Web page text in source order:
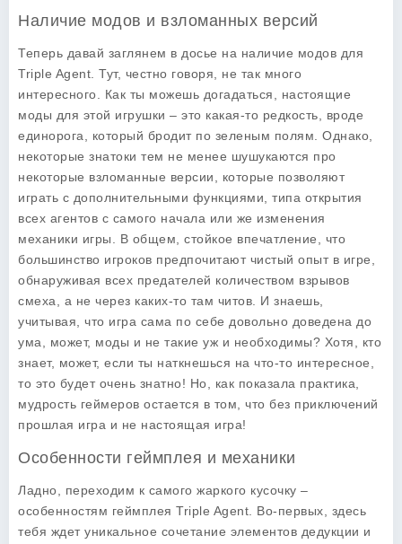
Наличие модов и взломанных версий
Теперь давай заглянем в досье на наличие модов для
Triple Agent . Тут, честно говоря, не так много
интересного. Как ты можешь догадаться, настоящие
моды для этой игрушки – это какая-то редкость, вроде
единорога, который бродит по зеленым полям. Однако,
некоторые знатоки тем не менее шушукаются про
некоторые взломанные версии, которые позволяют
играть с дополнительными функциями, типа открытия
всех агентов с самого начала или же изменения
механики игры. В общем, стойкое впечатление, что
большинство игроков предпочитают чистый опыт в игре,
обнаруживая всех предателей количеством взрывов
смеха, а не через каких-то там читов. И знаешь,
учитывая, что игра сама по себе довольно доведена до
ума, может, моды и не такие уж и необходимы? Хотя, кто
знает, может, если ты наткнешься на что-то интересное,
то это будет очень знатно! Но, как показала практика,
мудрость геймеров остается в том, что без приключений
прошлая игра и не настоящая игра!
Особенности геймплея и механики
Ладно, переходим к самого жаркого кусочку –
особенностям геймплея Triple Agent. Во-первых, здесь
тебя ждет уникальное сочетание элементов дедукции и